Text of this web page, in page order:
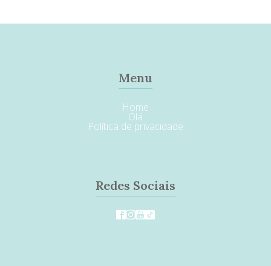
Menu
Home
Olá
Política de privacidade
Redes Sociais